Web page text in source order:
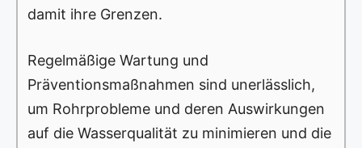
damit ihre Grenzen.
Regelmäßige Wartung und
Präventionsmaßnahmen sind unerlässlich,
um Rohrprobleme und deren Auswirkungen
auf die Wasserqualität zu minimieren und die